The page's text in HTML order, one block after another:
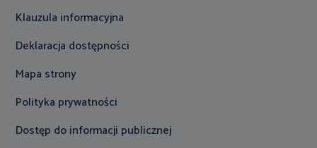
Klauzula informacyjna
Deklaracja dostępności
Mapa strony
Polityka prywatności
Dostęp do informacji publicznej